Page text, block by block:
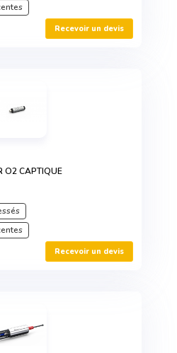
Recevoir un devis
O2 CAPTIQUE
Recevoir un devis